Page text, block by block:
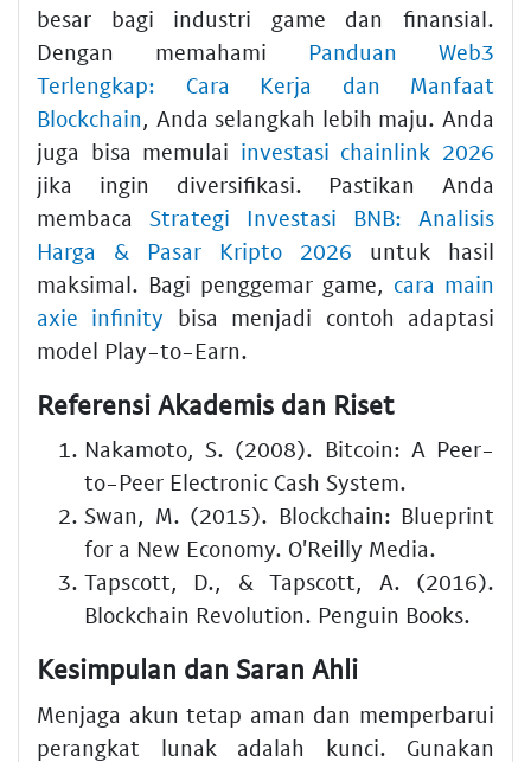
besar bagi industri game dan finansial.
Dengan memahami Panduan Web3
Terlengkap: Cara Kerja dan Manfaat
Blockchain, Anda selangkah lebih maju. Anda
juga bisa memulai investasi chainlink 2026
jika ingin diversifikasi. Pastikan Anda
membaca Strategi Investasi BNB: Analisis
Harga & Pasar Kripto 2026 untuk hasil
maksimal. Bagi penggemar game, cara main
axie infinity bisa menjadi contoh adaptasi
model Play-to-Earn.
Referensi Akademis dan Riset
Nakamoto, S. (2008). Bitcoin: A Peer-
to-Peer Electronic Cash System.
Swan, M. (2015). Blockchain: Blueprint
for a New Economy. O'Reilly Media.
Tapscott, D., & Tapscott, A. (2016).
Blockchain Revolution. Penguin Books.
Kesimpulan dan Saran Ahli
Menjaga akun tetap aman dan memperbarui
perangkat lunak adalah kunci. Gunakan